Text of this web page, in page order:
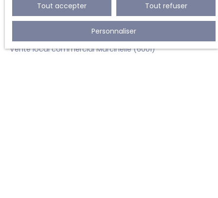
Vente maison mitoyenne 1 côté Monceau-Sur-Sambre
(6031)
Vente villa Marcinelle (6001)
Vente local commercial Marcinelle (6001)
Tout accepter Tout refuser
Personnaliser